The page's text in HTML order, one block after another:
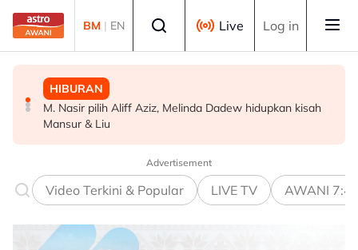
Skip to main content
BM | EN Live Log in
HIBURAN
M. Nasir pilih Aliff Aziz, Melinda Dadew hidupkan kisah
Mansur & Liu
DUNIA
Sultan Brunei titah gelaran diraja isteri Putera Abdul
Malik ditarik balik serta-merta
MALAYSIA
Terengganu adakan sesi libat urus bincang isu
kerosakan terumbu karang di Pulau Redang
Advertisement
Video Terkini & Popular LIVE TV AWANI